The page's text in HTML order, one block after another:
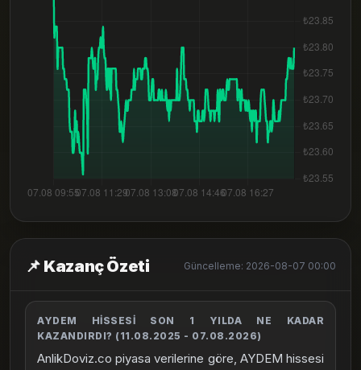
📌 Kazanç Özeti Güncelleme: 2026-08-07 00:00
AYDEM HISSESI SON 1 YILDA NE KADAR
KAZANDIRDI? (11.08.2025 - 07.08.2026)
AnlikDoviz.co piyasa verilerine göre, AYDEM hissesi